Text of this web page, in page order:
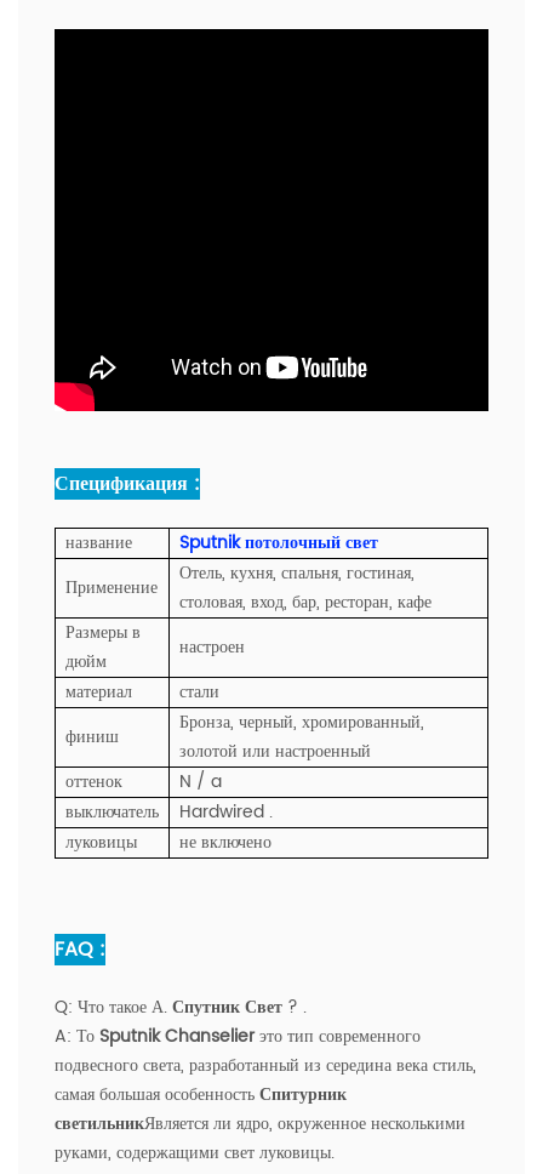
Спецификация :
название
Sputnik потолочный свет
Применение
Отель, кухня, спальня, гостиная,
столовая, вход, бар, ресторан, кафе
Размеры в
дюйм
настроен
материал
стали
финиш
Бронза, черный, хромированный,
золотой или настроенный
оттенок
N / a
выключатель
Hardwired .
луковицы
не включено
FAQ :
Q: Что такое А.Спутник Свет ? .
A: То Sputnik Chanselierэто тип современного
подвесного света, разработанный из середина века стиль,
самая большая особенностьСпитурник
светильникЯвляется ли ядро, окруженное несколькими
руками, содержащими свет луковицы.